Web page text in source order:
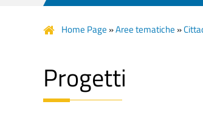
Home Page »Aree tematiche »
Progetti